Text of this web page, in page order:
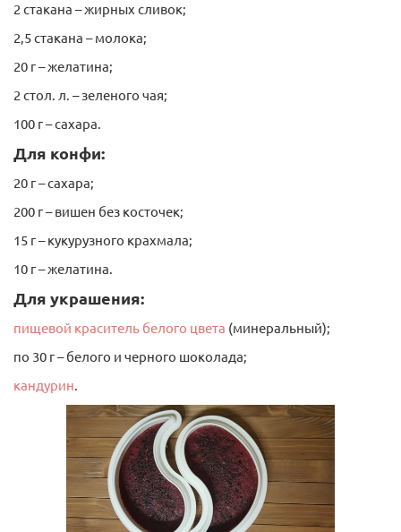
В корзину
2 стакана – жирных сливок;
2,5 стакана – молока;
20 г – желатина;
2 стол. л. – зеленого чая;
100 г – сахара.
Для конфи:
20 г – сахара;
200 г – вишен без косточек;
15 г – кукурузного крахмала;
10 г – желатина.
Для украшения:
пищевой краситель белого цвета (минеральный);
по 30 г – белого и черного шоколада;
кандурин.